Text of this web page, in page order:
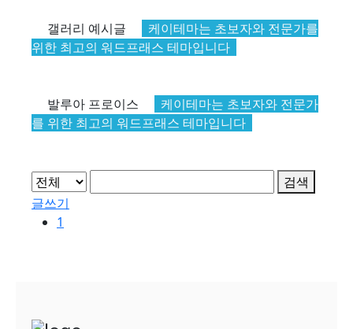
갤러리 예시글
케이테마는 초보자와 전문가를
위한 최고의 워드프래스 테마입니다
발루아 프로이스
케이테마는 초보자와 전문가
를 위한 최고의 워드프래스 테마입니다
검색
글쓰기
1